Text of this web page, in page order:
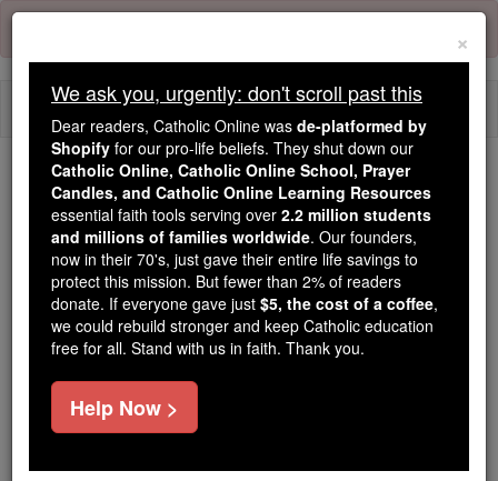
Skip
content
We ask you, urgently: don't scroll past this
Dear readers, Catholic Online
wasde-platformed by Shopify
for our pro-life beliefs. They
shut down ourCatholic
Online, Catholic Online School, Prayer Candles, and
tools serving over
families worldwide. Our founders, now in their 70's,
×
We ask you, urgently: don't scroll past this
Dear readers, Catholic Online was de-platformed by
Shopify for our pro-life beliefs. They shut down our
Catholic Online, Catholic Online School, Prayer
Candles, and Catholic Online Learning Resources
essential faith tools serving over 2.2 million students
and millions of families worldwide. Our founders,
now in their 70's, just gave their entire life savings to
protect this mission. But fewer than 2% of readers
donate. If everyone gave just $5, the cost of a coffee,
we could rebuild stronger and keep Catholic education
free for all. Stand with us in faith. Thank you.
Help Now >